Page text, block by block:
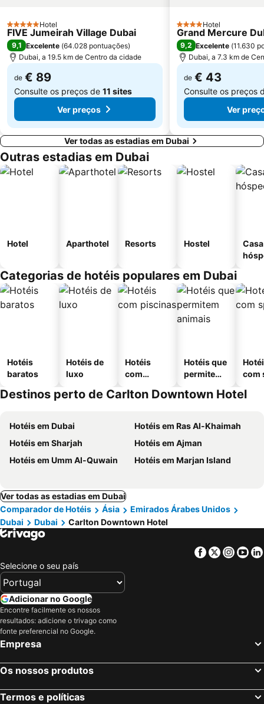
Oud Metha
Union Metro Station
5 EstrelasHotel
FIVE Jumeirah Village Dubai
9,1 Excelente (64.028 pontuações)
Dubai, a 19.5 km de Centro da cidade
de € 89
Consulte os preços de 11 sites
Ver preços
4 Estrelas
Hotel
Grand Mercure
9,2 Excelente (11.630
Dubai, a 7.3 km de
de € 43
Consulte os preços
Ver
Ver todas as estadias em Dubai
Outras estadias em Dubai
Hotel Aparthotel Resorts Hostel
Categorias de hotéis populares em Dubai
Hotéis
baratos
Hotéis de
luxo
Hotéis
com
Hotéis que
permitem
com
Destinos perto de Carlton Downtown Hotel
Hotéis em Dubai
Hotéis em Ras Al-Khaimah
Hotéis em Sharjah
Hotéis em Ajman
Hotéis em Umm Al-Quwain
Hotéis em Marjan Island
Ver todas as estadias em Dubai
Comparador de Hotéis
Ásia
Emirados Árabes Unidos
Dubai
Dubai Carlton Downtown Hotel
Facebook
Twitter
Selecione o seu país
Adicionar no Google
Encontre facilmente os nossos
resultados: adicione o trivago como
fonte preferencial no Google.
Empresa
Os nossos produtos
Termos e políticas